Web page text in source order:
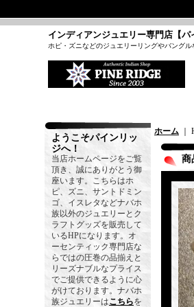
インディアンジュエリー専門店【パ
ホピ・ズニなどのジュエリーリングやバングル
ようこそパインリッ
ジへ！
当店ホームページをご覧
頂き、誠にありがとう御
座います。こちらはホ
ピ、ズニ、サントドミン
ゴ、イスレタなどナバホ
族以外のジュエリーとク
ラフトグッズを販売して
いるHPになります。オ
ーセンティック専門店な
らではの圧巻の品揃えと
リーズナブルなプライス
でご提供できるように心
がけております。ナバホ
族ジュエリーはこちらを
ホーム ｜
商